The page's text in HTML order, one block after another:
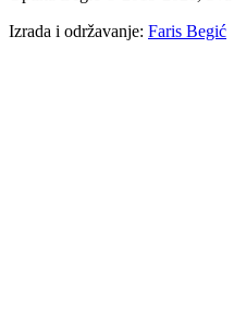
Izrada i održavanje: Faris Begić